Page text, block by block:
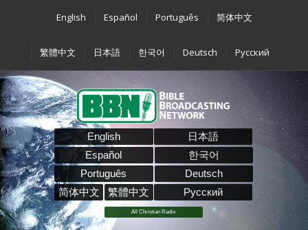
English Español Português 简体中文
繁體中文 日本語 한국어 Deutsch Pусский
English
Español
Português
简体中文
繁體中文
日本語
한국어
Deutsch
Pусский
All Christian Radio